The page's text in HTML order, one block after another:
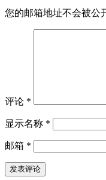
您的邮箱地址不会被公
评论 *
显示名称 *
邮箱 *